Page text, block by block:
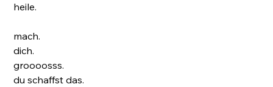
heile.
mach.
dich.
groooosss.
du schaffst das.